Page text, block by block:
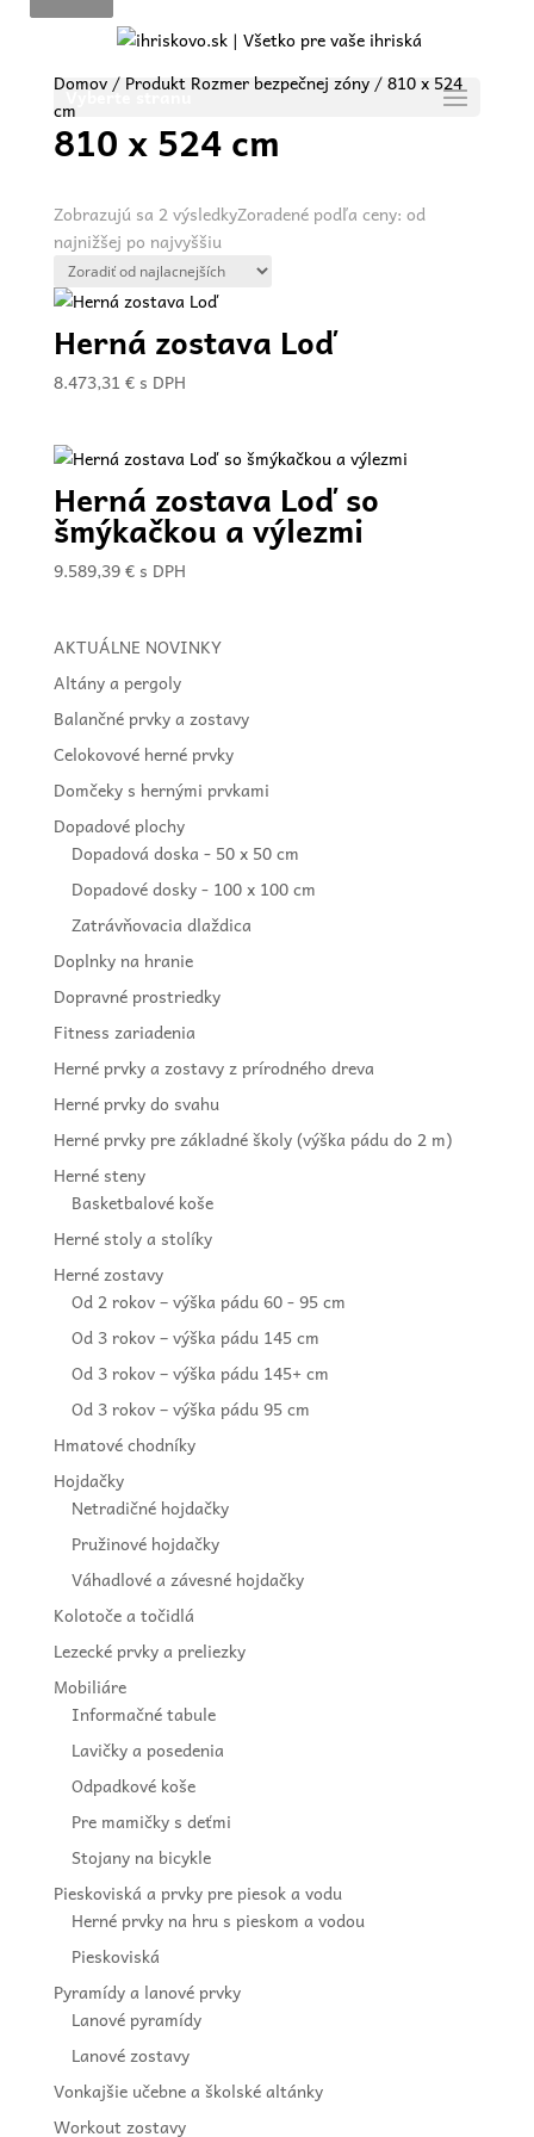
Vyberte stranu
Domov/ Produkt Rozmer bezpečnej zóny / 810 x 524
cm
810 x 524 cm
Zobrazujú sa 2 výsledkyZoradené podľa ceny: od
najnižšej po najvyššiu
Herná zostava Loď
8.473,31 € s DPH
Herná zostava Loď so
šmýkačkou a výlezmi
9.589,39€ s DPH
AKTUÁLNE NOVINKY
Altány a pergoly
Balančné prvky a zostavy
Celokovové herné prvky
Domčeky s hernými prvkami
Dopadové plochy
Dopadová doska - 50 x 50 cm
Dopadové dosky - 100 x 100 cm
Zatrávňovacia dlaždica
Doplnky na hranie
Dopravné prostriedky
Fitness zariadenia
Herné prvky a zostavy z prírodného dreva
Herné prvky do svahu
Herné prvky pre základné školy (výška pádu do 2 m)
Herné steny
Basketbalové koše
Herné stoly a stolíky
Herné zostavy
Od 2 rokov – výška pádu 60 - 95 cm
Od 3 rokov – výška pádu 145 cm
Od 3 rokov – výška pádu 145+ cm
Od 3 rokov – výška pádu 95 cm
Hmatové chodníky
Hojdačky
Netradičné hojdačky
Pružinové hojdačky
Váhadlové a závesné hojdačky
Kolotoče a točidlá
Lezecké prvky a preliezky
Mobiliáre
Informačné tabule
Lavičky a posedenia
Odpadkové koše
Pre mamičky s deťmi
Stojany na bicykle
Pieskoviská a prvky pre piesok a vodu
Herné prvky na hru s pieskom a vodou
Pieskoviská
Pyramídy a lanové prvky
Lanové pyramídy
Lanové zostavy
Vonkajšie učebne a školské altánky
Workout zostavy